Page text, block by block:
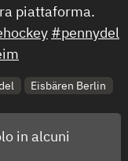
piattaforma.
#pennydel
Eisbären Berlin
in alcuni